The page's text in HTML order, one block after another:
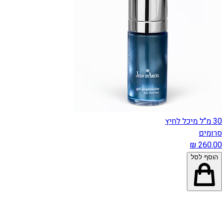
30 מ"ל מיכל לחיץ
סרומים
הוסף לסל